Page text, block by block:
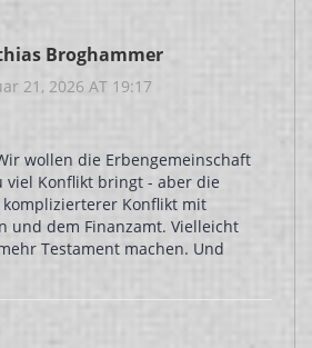
Broghammer
21, 2026 AT 19:17
wollen die Erbengemeinschaft
viel Konflikt bringt - aber die
komplizierterer Konflikt mit
und dem Finanzamt. Vielleicht
Testament machen. Und